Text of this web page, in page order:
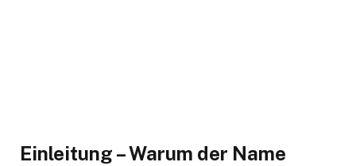
Einleitung – Warum der Name